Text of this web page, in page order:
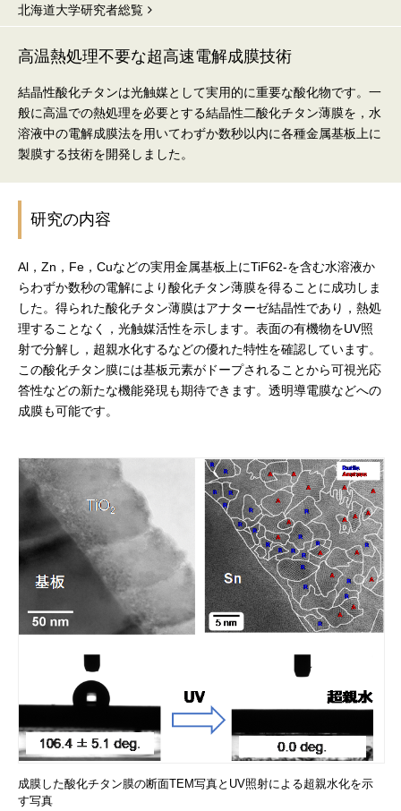
北海道⼤学研究者総覧
高温熱処理不要な超高速電解成膜技術
結晶性酸化チタンは光触媒として実用的に重要な酸化物です。一
般に高温での熱処理を必要とする結晶性二酸化チタン薄膜を，水
溶液中の電解成膜法を用いてわずか数秒以内に各種金属基板上に
製膜する技術を開発しました。
研究の内容
Al，Zn，Fe，Cuなどの実用金属基板上にTiF62-を含む水溶液か
らわずか数秒の電解により酸化チタン薄膜を得ることに成功しま
した。得られた酸化チタン薄膜はアナターゼ結晶性であり，熱処
理することなく，光触媒活性を示します。表面の有機物をUV照
射で分解し，超親水化するなどの優れた特性を確認しています。
この酸化チタン膜には基板元素がドープされることから可視光応
答性などの新たな機能発現も期待できます。透明導電膜などへの
成膜も可能です。
成膜した酸化チタン膜の断面TEM写真とUV照射による超親水化を示
す写真